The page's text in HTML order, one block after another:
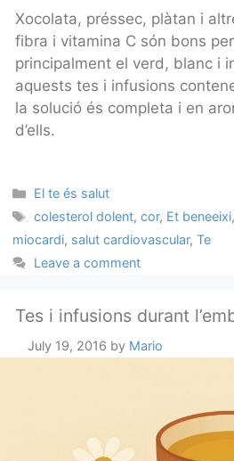
Xocolata, préssec, plàtan i
fibra i vitamina C són bons
principalment el verd, blanc i
aquests tes i infusions
la solució és completa i en
d’ells.
Categories
El te és salut
Tags
colesterol dolent, cor, Et beneeixi,
miocardi, salut cardiovascular,Te
Leave a comment
Tes i infusions durant
July 19, 2016 by Mario